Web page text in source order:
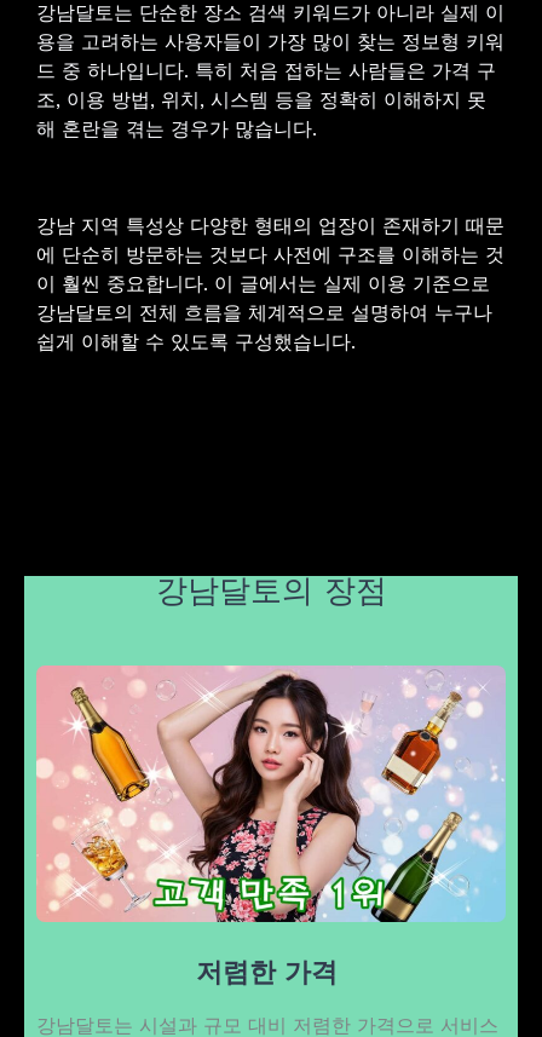
강남달토는 단순한 장소 검색 키워드가 아니라 실제 이
용을 고려하는 사용자들이 가장 많이 찾는 정보형 키워
드 중 하나입니다. 특히 처음 접하는 사람들은 가격 구
조, 이용 방법, 위치, 시스템 등을 정확히 이해하지 못
해 혼란을 겪는 경우가 많습니다.
강남 지역 특성상 다양한 형태의 업장이 존재하기 때문
에 단순히 방문하는 것보다 사전에 구조를 이해하는 것
이 훨씬 중요합니다. 이 글에서는 실제 이용 기준으로
강남달토의 전체 흐름을 체계적으로 설명하여 누구나
쉽게 이해할 수 있도록 구성했습니다.
강남달토의 장점
저렴한 가격
강남달토는 시설과 규모 대비 저렴한 가격으로 서비스